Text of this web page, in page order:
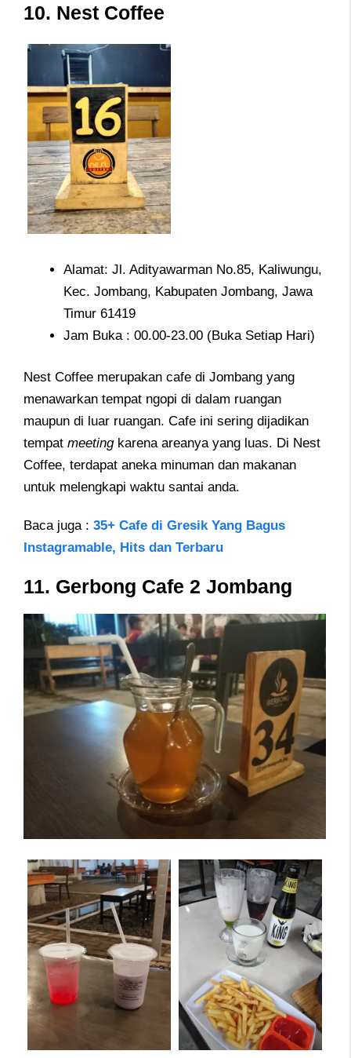
10. Nest Coffee
Alamat: Jl. Adityawarman No.85, Kaliwungu,
Kec. Jombang, Kabupaten Jombang, Jawa
Timur 61419
Jam Buka : 00.00-23.00 (Buka Setiap Hari)
Nest Coffee merupakan cafe di Jombang yang
menawarkan tempat ngopi di dalam ruangan
maupun di luar ruangan. Cafe ini sering dijadikan
tempat meeting karena areanya yang luas. Di Nest
Coffee, terdapat aneka minuman dan makanan
untuk melengkapi waktu santai anda.
Baca juga : 35+ Cafe di Gresik Yang Bagus
Instagramable, Hits dan Terbaru
11. Gerbong Cafe 2 Jombang